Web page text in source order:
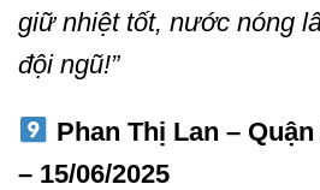
giữ nhiệt tốt, nước nóng
đội ngũ!”
Phan Thị Lan – Quận
– 15/06/2025